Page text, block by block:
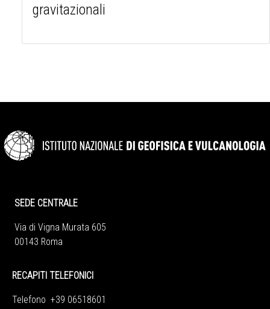
gravitazionali
SEDE CENTRALE
Via di Vigna Murata 605
00143 Roma
RECAPITI TELEFONICI
Telefono +39 06518601